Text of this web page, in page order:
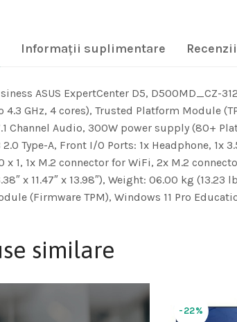
Informații suplimentare
ASUS ExpertCenter D5, D500MD_CZ-
4.3 GHz, 4 cores), Trusted Platform Module
Channel Audio, 300W power supply (80+
2.0 Type-A, Front I/O Ports: 1x Headphone, 1x
x 1, 1x M.2 connector for WiFi, 2x M.2
x 11.47″ x 13.98″), Weight: 06.00 kg
(Firmware TPM), Windows 11 Pro
similare
-22%